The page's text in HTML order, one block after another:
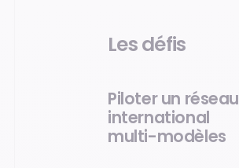
Les défis
Piloter un réseau
international
multi-modèles